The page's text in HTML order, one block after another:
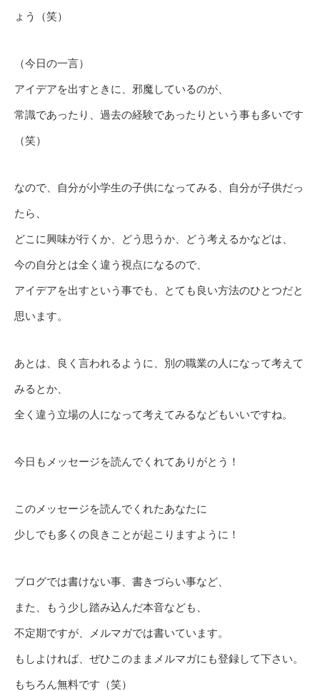
ょう（笑）
（今日の一言）
アイデアを出すときに、邪魔しているのが、
常識であったり、過去の経験であったりという事も多いです
（笑）
なので、自分が小学生の子供になってみる、自分が子供だっ
たら、
どこに興味が行くか、どう思うか、どう考えるかなどは、
今の自分とは全く違う視点になるので、
アイデアを出すという事でも、とても良い方法のひとつだと
思います。
あとは、良く言われるように、別の職業の人になって考えて
みるとか、
全く違う立場の人になって考えてみるなどもいいですね。
今日もメッセージを読んでくれてありがとう！
このメッセージを読んでくれたあなたに
少しでも多くの良きことが起こりますように！
ブログでは書けない事、書きづらい事など、
また、もう少し踏み込んだ本音なども、
不定期ですが、メルマガでは書いています。
もしよければ、ぜひこのままメルマガにも登録して下さい。
もちろん無料です（笑）